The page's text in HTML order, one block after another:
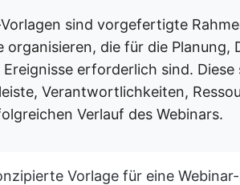
sind vorgefertigte
organisieren, die für die
erforderlich sind.
Verantwortlichkeiten,
Verlauf des Webinars.
Vorlage für eine